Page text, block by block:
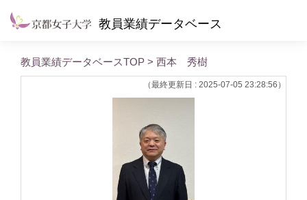
教員業績データベース
教員業績データベースTOP > 西本 秀樹
（最終更新日 : 2025-07-05 23:28:56）